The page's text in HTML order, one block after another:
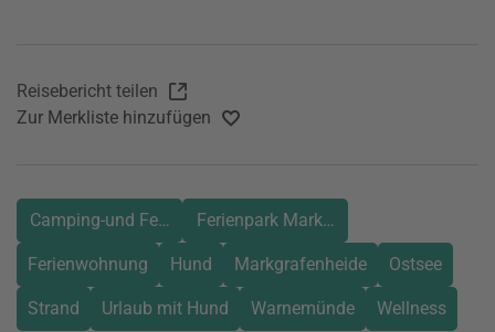
Reisebericht teilen
Zur Merkliste hinzufügen
Camping-und Ferienpark Baltic Markgrafenheide
Ferienpark Markgrafenheide
Ferienwohnung Hund Markgrafenheide Ostsee
Strand Urlaub mit Hund Warnemünde Wellness